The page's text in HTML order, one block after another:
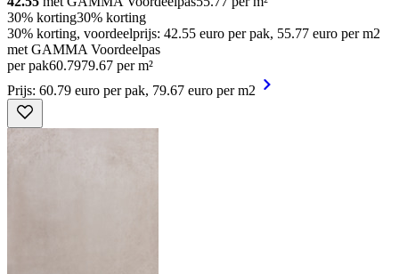
30% korting30% korting
30% korting, voordeelprijs: 42.55 euro per pak, 55.77 euro per m2
met GAMMA Voordeelpas
per pak60.7979.67 per m²
Prijs: 60.79 euro per pak, 79.67 euro per m2